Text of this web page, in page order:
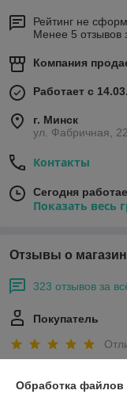
Рейтинг не
Менее 5 отзывов
Компания
Работает с
г. Минск
ул. Фабричная,
Контакты
Сегодня
Показать весь
Отзывы о
323 отзывов за
Покупатель
соответствует
Обработка файлов